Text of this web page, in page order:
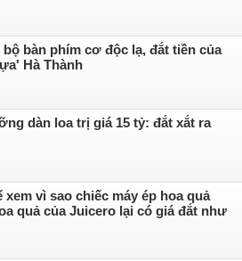
bàn phím cơ độc lạ, đắt tiền của
Hà Thành
dàn loa trị giá 15 tỷ: đắt xắt ra
xem vì sao chiếc máy ép hoa quả
quả của Juicero lại có giá đắt như